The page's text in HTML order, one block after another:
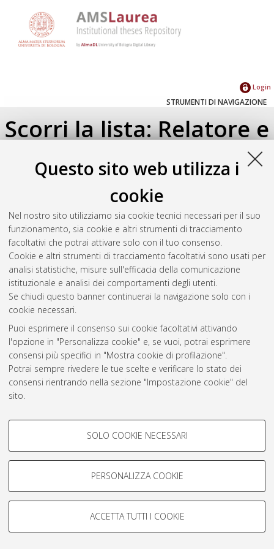
Questo sito web utilizza i
cookie
Nel nostro sito utilizziamo sia cookie tecnici necessari per il suo
funzionamento, sia cookie e altri strumenti di tracciamento
facoltativi che potrai attivare solo con il tuo consenso.
Cookie e altri strumenti di tracciamento facoltativi sono usati per
analisi statistiche, misure sull'efficacia della comunicazione
istituzionale e analisi dei comportamenti degli utenti.
Se chiudi questo banner continuerai la navigazione solo con i
cookie necessari.
Puoi esprimere il consenso sui cookie facoltativi attivando
l'opzione in "Personalizza cookie" e, se vuoi, potrai esprimere
consensi più specifici in "Mostra cookie di profilazione".
Potrai sempre rivedere le tue scelte e verificare lo stato dei
consensi rientrando nella sezione "Impostazione cookie" del
sito.
COOKIE DI PROFILAZIONE -
Si tratta di cookie utilizzati per analizzare le caratteristiche della
navigazione degli utenti, creare profili in base al loro comportamento
Mostra cookie di profilazione
COOKIE TECNICI - NECESSARI
SOLO COOKIE NECESSARI
PERSONALIZZA COOKIE
ACCETTA TUTTI I COOKIE
Login
STRUMENTI DI NAVIGAZIONE
Scorri la lista: Relatore e
Correlatore
Seleziona un valore dall'elenco sottostante.
2025(1)
Atom
Rss 1.0
Rss 2.0
AMS Laurea
Servizio implementato e gestito da AlmaDL
Impostazioni Cookie
© ALMA MATER STUDIORUM - Università di Bologna, 2007-2026.